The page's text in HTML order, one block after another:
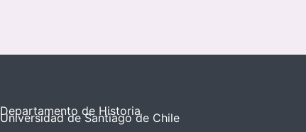
Departamento de Historia
Universidad de Santiago de Chile